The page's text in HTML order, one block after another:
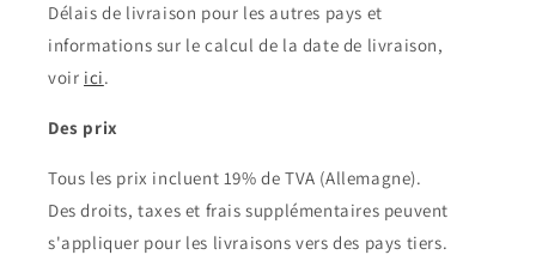
Délais de livraison pour les autres pays et
informations sur le calcul de la date de livraison,
voir ici.
Des prix
Tous les prix incluent 19% de TVA (Allemagne).
Des droits, taxes et frais supplémentaires peuvent
s'appliquer pour les livraisons vers des pays tiers.